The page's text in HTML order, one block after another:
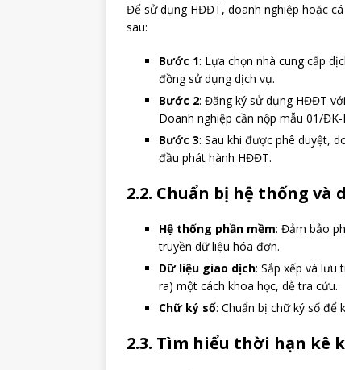
Để sử dụng HĐĐT, doanh nghiệp hoặc
sau:
Bước 1: Lựa chọn nhà cung cấp
đồng sử dụng dịch vụ.
Bước 2: Đăng ký sử dụng HĐĐT
Doanh nghiệp cần nộp mẫu 01/
Bước 3: Sau khi được phê duyệt,
đầu phát hành HĐĐT.
2.2. Chuẩn bị hệ thống và
Hệ thống phần mềm: Đảm bảo
truyền dữ liệu hóa đơn.
Dữ liệu giao dịch: Sắp xếp và lưu
ra) một cách khoa học, dễ tra cứu.
Chữ ký số: Chuẩn bị chữ ký số để
2.3. Tìm hiểu thời hạn kê